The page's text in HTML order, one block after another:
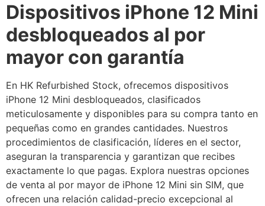
Dispositivos iPhone 12 Mini
desbloqueados al por
mayor con garantía
En HK Refurbished Stock, ofrecemos dispositivos
iPhone 12 Mini desbloqueados, clasificados
meticulosamente y disponibles para su compra tanto en
pequeñas como en grandes cantidades. Nuestros
procedimientos de clasificación, líderes en el sector,
aseguran la transparencia y garantizan que recibes
exactamente lo que pagas. Explora nuestras opciones
de venta al por mayor de iPhone 12 Mini sin SIM, que
ofrecen una relación calidad-precio excepcional al